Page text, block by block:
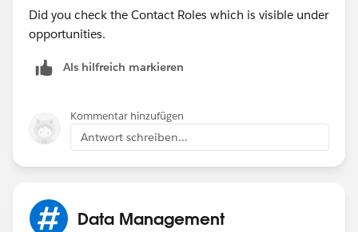
Did you check the Contact Roles which is visible under
opportunities.
Als hilfreich markieren
Kommentar hinzufügen
Antwort schreiben...
Data Management